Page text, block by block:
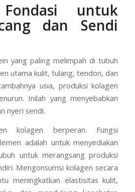
untuk
dan Sendi
yang paling melimpah di tubuh
utama kulit, tulang, tendon, dan
usia, produksi kolagen
Inilah yang menyebabkan
nyeri sendi.
kolagen berperan. Fungsi
adalah untuk menyediakan
untuk merangsang produksi
Mengonsumsi kolagen secara
meningkatkan elastisitas kulit,